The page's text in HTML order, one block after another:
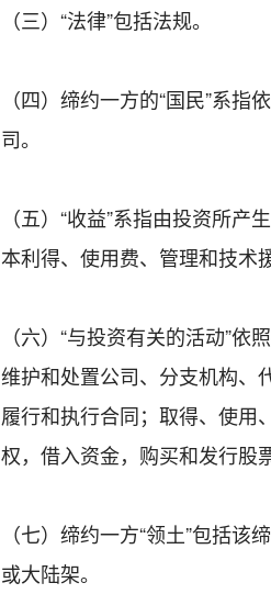
（三）“法律”包括法规。
（四）缔约一方的“国民”系
司。
（五）“收益”系指由投资所
本利得、使用费、管理和技术
（六）“与投资有关的活动”
维护和处置公司、分支机构、
履行和执行合同；取得、使用
权，借入资金，购买和发行股
（七）缔约一方“领土”包括
或大陆架。